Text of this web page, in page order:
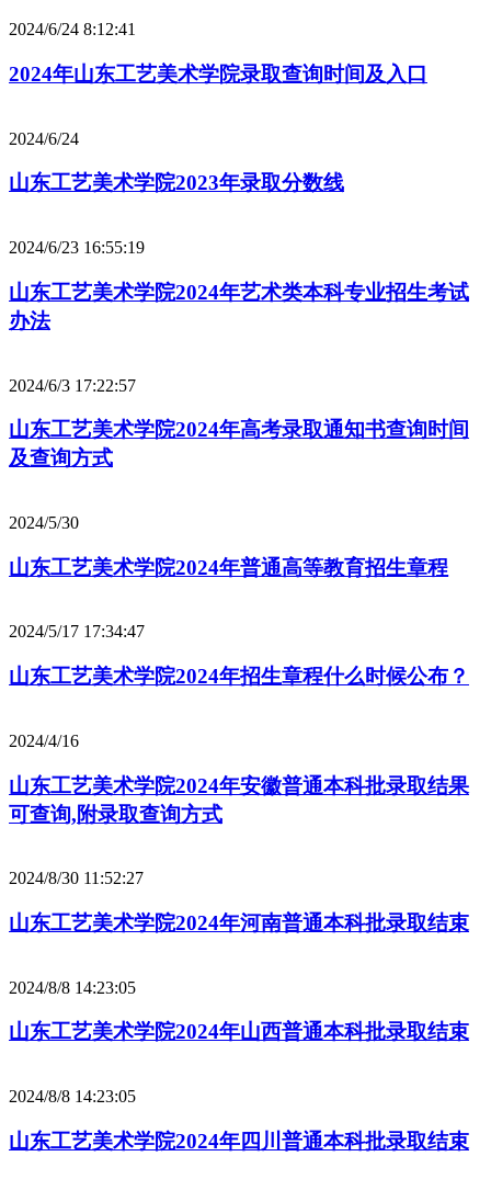
2024/6/24 8:12:41
2024年山东工艺美术学院录取查询时间及入口
2024/6/24
山东工艺美术学院2023年录取分数线
2024/6/23 16:55:19
山东工艺美术学院2024年艺术类本科专业招生考试
办法
2024/6/3 17:22:57
山东工艺美术学院2024年高考录取通知书查询时间
及查询方式
2024/5/30
山东工艺美术学院2024年普通高等教育招生章程
2024/5/17 17:34:47
山东工艺美术学院2024年招生章程什么时候公布？
2024/4/16
山东工艺美术学院2024年安徽普通本科批录取结果
可查询,附录取查询方式
2024/8/30 11:52:27
山东工艺美术学院2024年河南普通本科批录取结束
2024/8/8 14:23:05
山东工艺美术学院2024年山西普通本科批录取结束
2024/8/8 14:23:05
山东工艺美术学院2024年四川普通本科批录取结束